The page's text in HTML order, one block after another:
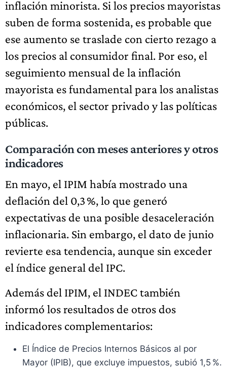
inflación minorista. Si los precios mayoristas
suben de forma sostenida, es probable que
ese aumento se traslade con cierto rezago a
los precios al consumidor final. Por eso, el
seguimiento mensual de la inflación
mayorista es fundamental para los analistas
económicos, el sector privado y las políticas
públicas.
Comparación con meses anteriores y otros
indicadores
En mayo, el IPIM había mostrado una
deflación del 0,3 %, lo que generó
expectativas de una posible desaceleración
inflacionaria. Sin embargo, el dato de junio
revierte esa tendencia, aunque sin exceder
el índice general del IPC.
Además del IPIM, el INDEC también
informó los resultados de otros dos
indicadores complementarios:
El Índice de Precios Internos Básicos al por
Mayor (IPIB), que excluye impuestos, subió 1,5 %.